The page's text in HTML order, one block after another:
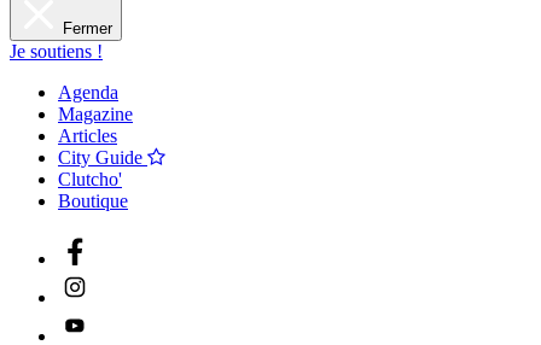
Fermer
Je soutiens !
Agenda
Magazine
Articles
City Guide
Clutcho'
Boutique